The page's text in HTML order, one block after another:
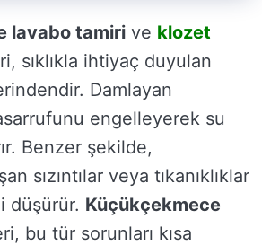
lavabo tamiri ve klozet
sıklıkla ihtiyaç duyulan
Damlayan
engelleyerek su
Benzer şekilde,
sızıntılar veya tıkanıklıklar
düşürür. Küçükçekmece
bu tür sorunları kısa